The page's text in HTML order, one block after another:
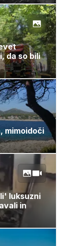
da so bili
mimoidoči
luksuzni
in